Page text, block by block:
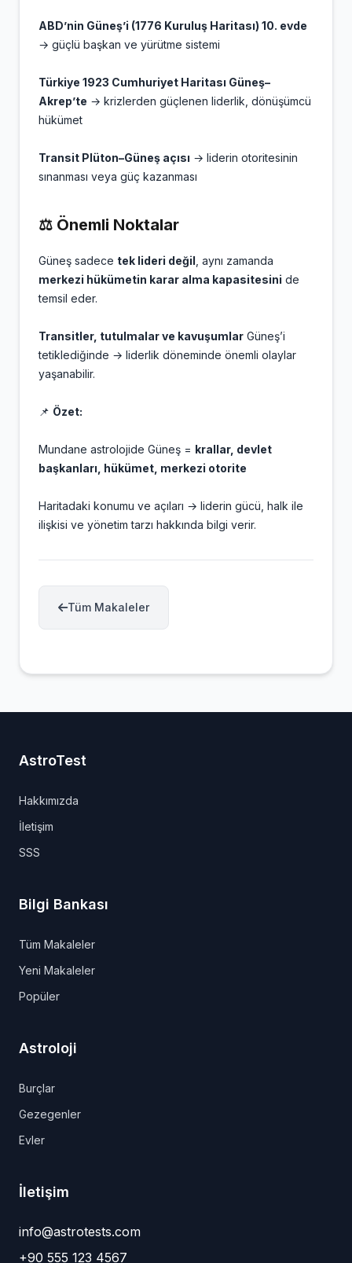
ABD’nin Güneş’i (1776 Kuruluş Haritası) 10. evde
→ güçlü başkan ve yürütme sistemi
Türkiye 1923 Cumhuriyet Haritası Güneş–
Akrep’te → krizlerden güçlenen liderlik, dönüşümcü
hükümet
Transit Plüton–Güneş açısı → liderin otoritesinin
sınanması veya güç kazanması
⚖️ Önemli Noktalar
Güneş sadece tek lideri değil , aynı zamanda
merkezi hükümetin karar alma kapasitesini de
temsil eder.
Transitler, tutulmalar ve kavuşumlar Güneş’i
tetiklediğinde → liderlik döneminde önemli olaylar
yaşanabilir.
📌 Özet:
Mundane astrolojide Güneş = krallar, devlet
başkanları, hükümet, merkezi otorite
Haritadaki konumu ve açıları → liderin gücü, halk ile
ilişkisi ve yönetim tarzı hakkında bilgi verir.
Tüm Makaleler
AstroTest
Hakkımızda
İletişim
SSS
Bilgi Bankası
Tüm Makaleler
Yeni Makaleler
Popüler
Astroloji
Burçlar
Gezegenler
Evler
İletişim
info@astrotests.com
+90 555 123 4567